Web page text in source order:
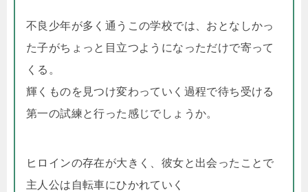
不良少年が多く通うこの学校では、おとなしかっ
た子がちょっと目立つようになっただけで寄って
くる。
輝くものを見つけ変わっていく過程で待ち受ける
第一の試練と行った感じでしょうか。
ヒロインの存在が大きく、彼女と出会ったことで
主人公は自転車にひかれていく